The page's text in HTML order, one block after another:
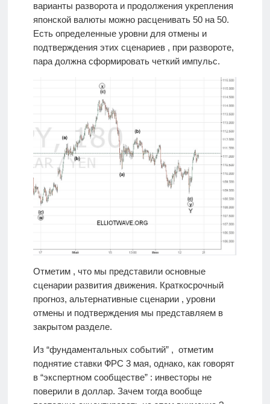
варианты разворота и продолжения укрепления
японской валюты можно расценивать 50 на 50.
Есть определенные уровни для отмены и
подтверждения этих сценариев , при развороте,
пара должна сформировать четкий импульс.
Отметим , что мы представили основные
сценарии развития движения. Краткосрочный
прогноз, альтернативные сценарии , уровни
отмены и подтверждения мы представляем в
закрытом разделе.
Из “фундаментальных событий” , отметим
поднятие ставки ФРС 3 мая, однако, как говорят
в “экспертном сообществе” : инвесторы не
поверили в доллар. Зачем тогда вообще